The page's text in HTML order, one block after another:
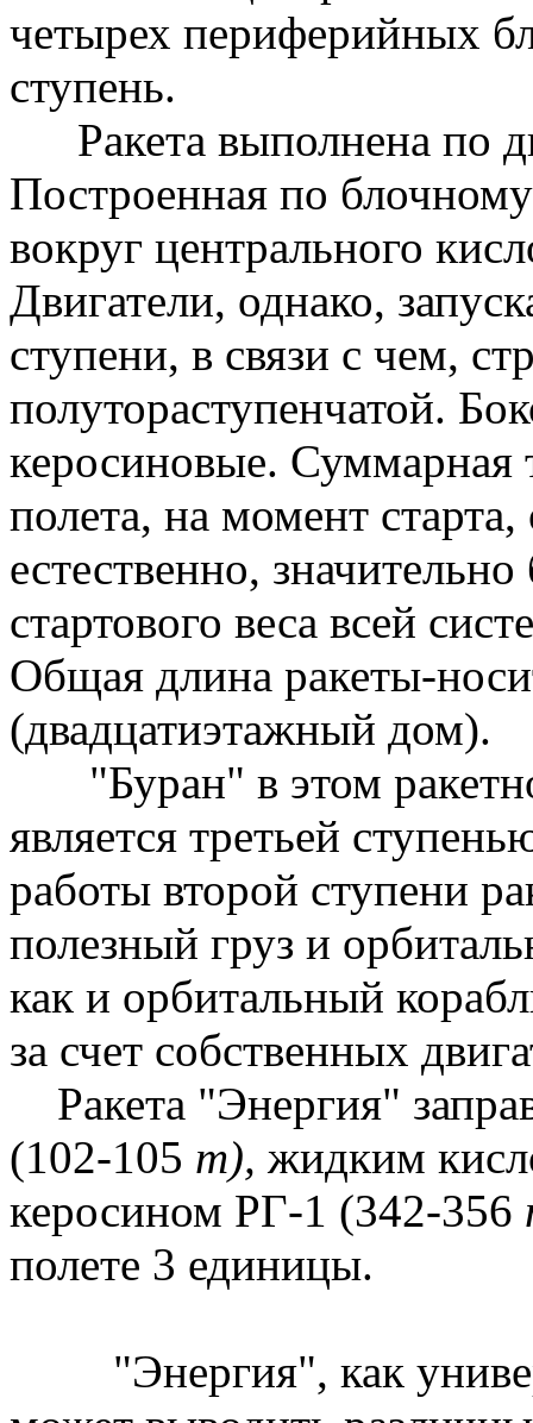
четырех периферийных
ступень.
Ракета выполнена по
Построенная по
вокруг центрального
Двигатели, однако,
ступени, в связи с чем,
полутораступенчатой.
керосиновые. Суммарная
полета, на момент
естественно,
стартового веса всей
Общая длина ракеты-
(двадцатиэтажный дом).
"Буран" в этом
является третьей
работы второй ступени
полезный груз и
как и орбитальный
за счет собственных
Ракета "Энергия"
(102-105 т), жидким
керосином РГ-1 (342-356
полете 3 единицы.
"Энергия", как